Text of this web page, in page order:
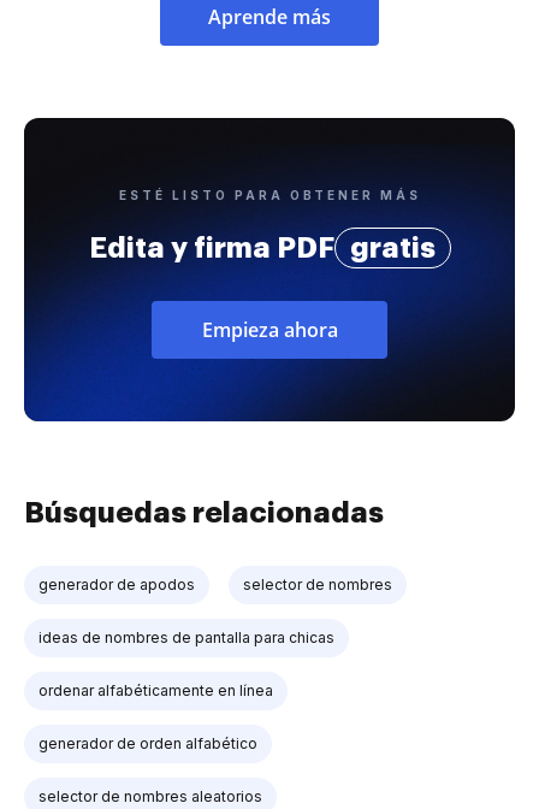
Aprende más
ESTÉ LISTO PARA OBTENER MÁS
Edita y firma PDF gratis
Empieza ahora
Búsquedas relacionadas
generador de apodos selector de nombres
ideas de nombres de pantalla para chicas
ordenar alfabéticamente en línea
generador de orden alfabético
selector de nombres aleatorios